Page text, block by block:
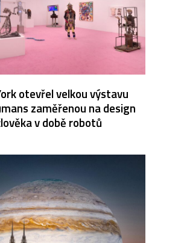
otevřel velkou výstavu
zaměřenou na design
v době robotů